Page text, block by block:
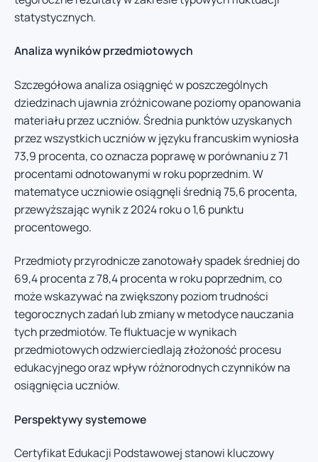
statystycznych.
Analiza wyników przedmiotowych
Szczegółowa analiza osiągnięć w poszczególnych
dziedzinach ujawnia zróżnicowane poziomy opanowania
materiału przez uczniów. Średnia punktów uzyskanych
przez wszystkich uczniów w języku francuskim wyniosła
73,9 procenta, co oznacza poprawę w porównaniu z 71
procentami odnotowanymi w roku poprzednim. W
matematyce uczniowie osiągnęli średnią 75,6 procenta,
przewyższając wynik z 2024 roku o 1,6 punktu
procentowego.
Przedmioty przyrodnicze zanotowały spadek średniej do
69,4 procenta z 78,4 procenta w roku poprzednim, co
może wskazywać na zwiększony poziom trudności
tegorocznych zadań lub zmiany w metodyce nauczania
tych przedmiotów. Te fluktuacje w wynikach
przedmiotowych odzwierciedlają złożoność procesu
edukacyjnego oraz wpływ różnorodnych czynników na
osiągnięcia uczniów.
Perspektywy systemowe
Certyfikat Edukacji Podstawowej stanowi kluczowy